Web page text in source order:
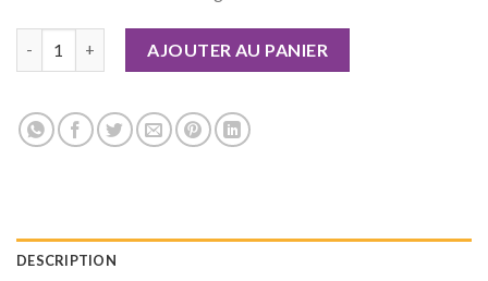
AJOUTER AU PANIER
DESCRIPTION